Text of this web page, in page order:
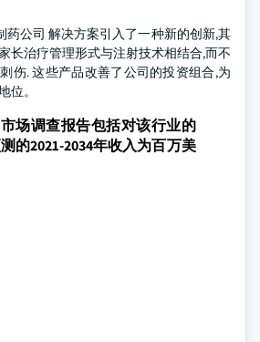
药公司 解决方案引入了一种新的创新,其
长治疗管理形式与注射技术相结合,而不
伤. 这些产品改善了公司的投资组合,为
位。
场调查报告包括对该行业的
的2021-2034年收入为百万美